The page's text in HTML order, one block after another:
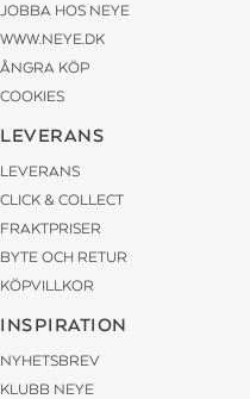
JOBBA HOS NEYE
WWW.NEYE.DK
ÅNGRA KÖP
COOKIES
LEVERANS
LEVERANS
CLICK & COLLECT
FRAKTPRISER
BYTE OCH RETUR
KÖPVILLKOR
INSPIRATION
NYHETSBREV
KLUBB NEYE